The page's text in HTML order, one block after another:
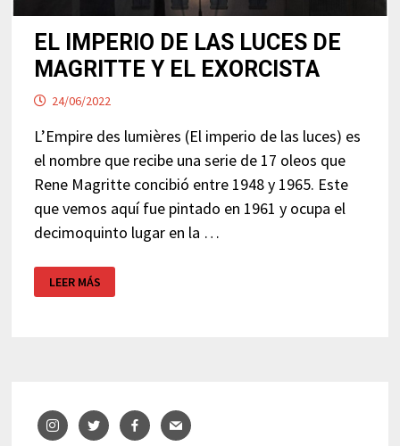
EL IMPERIO DE LAS LUCES DE
MAGRITTE Y EL EXORCISTA
24/06/2022
L’Empire des lumières (El imperio de las luces) es
el nombre que recibe una serie de 17 oleos que
Rene Magritte concibió entre 1948 y 1965. Este
que vemos aquí fue pintado en 1961 y ocupa el
decimoquinto lugar en la …
IMPERIO
DE
LEER MÁS